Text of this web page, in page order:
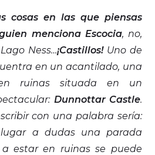
cosas en las que piensas
menciona Escocia, no,
Ness…¡Castillos!Uno de
en un acantilado, una
ruinas situada en un
Dunnottar Castle.
con una palabra sería:
a dudas una parada
estar en ruinas se puede